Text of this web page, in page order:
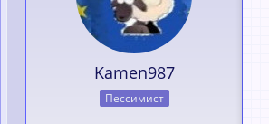
Kamen987
Пессимист